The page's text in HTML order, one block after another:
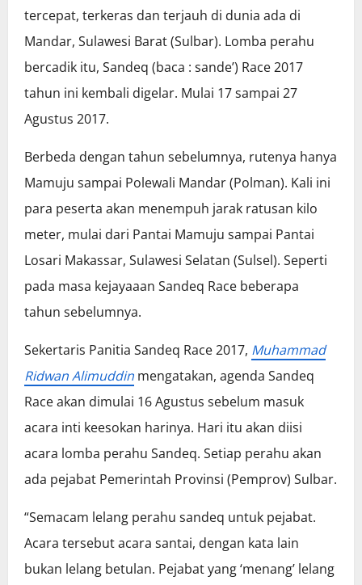
tercepat, terkeras dan terjauh di dunia ada di
Mandar, Sulawesi Barat (Sulbar). Lomba perahu
bercadik itu, Sandeq (baca : sande’) Race 2017
tahun ini kembali digelar. Mulai 17 sampai 27
Agustus 2017.
Berbeda dengan tahun sebelumnya, rutenya hanya
Mamuju sampai Polewali Mandar (Polman). Kali ini
para peserta akan menempuh jarak ratusan kilo
meter, mulai dari Pantai Mamuju sampai Pantai
Losari Makassar, Sulawesi Selatan (Sulsel). Seperti
pada masa kejayaaan Sandeq Race beberapa
tahun sebelumnya.
Sekertaris Panitia Sandeq Race 2017, Muhammad
Ridwan Alimuddin mengatakan, agenda Sandeq
Race akan dimulai 16 Agustus sebelum masuk
acara inti keesokan harinya. Hari itu akan diisi
acara lomba perahu Sandeq. Setiap perahu akan
ada pejabat Pemerintah Provinsi (Pemprov) Sulbar.
“Semacam lelang perahu sandeq untuk pejabat.
Acara tersebut acara santai, dengan kata lain
bukan lelang betulan. Pejabat yang ‘menang’ lelang